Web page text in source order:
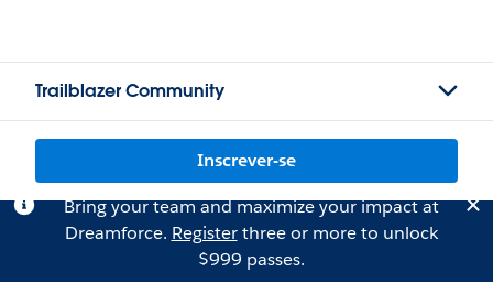
Trailblazer Community
Inscrever-se
Bring your team and maximize your impact at
Dreamforce. Registerthree or more to unlock
$999 passes.